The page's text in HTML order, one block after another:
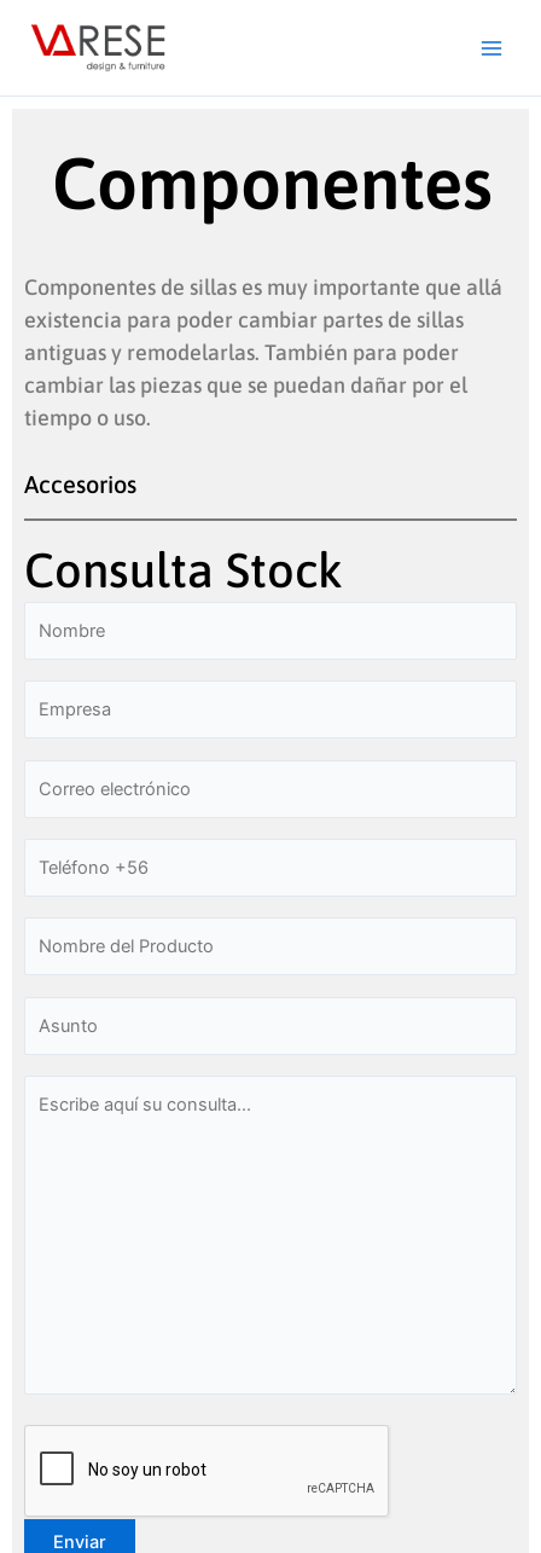
Componentes
Componentes de sillas es muy importante que allá
existencia para poder cambiar partes de sillas
antiguas y remodelarlas. También para poder
cambiar las piezas que se puedan dañar por el
tiempo o uso.
Accesorios
Consulta Stock